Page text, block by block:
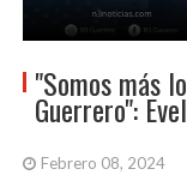
"Somos más
Guerrero":
Febrero 08, 2024